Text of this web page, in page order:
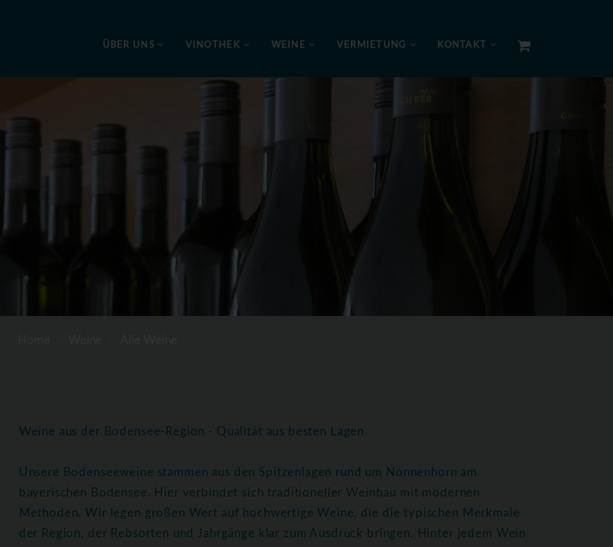
ÜBER UNS VINOTHEK WEINE VERMIETUNG KONTAKT
Weine aus der Bodensee-Region - Qualität aus besten Lagen
Unsere Bodenseeweine stammen aus den Spitzenlagen rund um Nonnenhorn am
bayerischen Bodensee. Hier verbindet sich traditioneller Weinbau mit modernen
Methoden. Wir legen großen Wert auf hochwertige Weine, die die typischen Merkmale
der Region, der Rebsorten und Jahrgänge klar zum Ausdruck bringen. Hinter jedem Wein